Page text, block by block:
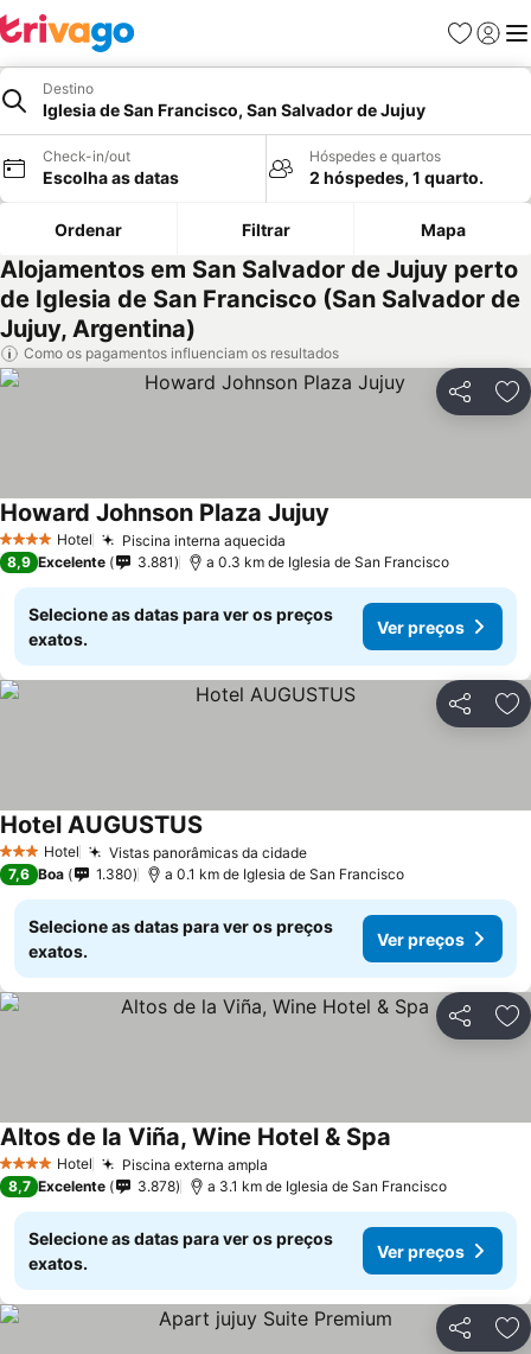
Favoritos
Iniciar
Destino
Iglesia de San Francisco, San Salvador de Jujuy
Check-in/out
Escolha as datas
Hóspedes e quartos
2 hóspedes, 1 quarto.
Ordenar Filtrar Mapa
Alojamentos em San Salvador de Jujuy perto
de Iglesia de San Francisco (San Salvador de
Jujuy, Argentina)
Como os pagamentos influenciam os resultados
Partilhar
4 EstrelasHotel Piscina interna aquecida
Howard Johnson Plaza Jujuy
8,9 Excelente 3.881 a 0.3 km de Iglesia de San Francisco
Selecione as datas para ver os preços
exatos.
Ver preços
Partilhar
3 EstrelasHotel Vistas panorâmicas da cidade
Hotel AUGUSTUS
7,6 Boa 1.380 a 0.1 km de Iglesia de San Francisco
Selecione as datas para ver os preços
exatos.
Ver preços
Partilhar
4 EstrelasHotel Piscina externa ampla
Altos de la Viña, Wine Hotel & Spa
8,7 Excelente 3.878 a 3.1 km de Iglesia de San Francisco
Selecione as datas para ver os preços
exatos.
Ver preços
Partilhar